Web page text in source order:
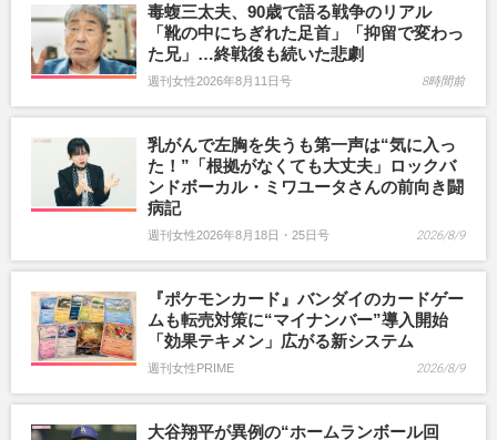
毒蝮三太夫、90歳で語る戦争のリアル
「靴の中にちぎれた足首」「抑留で変わっ
た兄」…終戦後も続いた悲劇
週刊女性2026年8月11日号 8時間前
乳がんで左胸を失うも第一声は“気に入っ
た！”「根拠がなくても大丈夫」ロックバ
ンドボーカル・ミワユータさんの前向き闘
病記
週刊女性2026年8月18日・25日号 2026/8/9
『ポケモンカード』バンダイのカードゲー
ムも転売対策に“マイナンバー”導入開始
「効果テキメン」広がる新システム
週刊女性PRIME 2026/8/9
大谷翔平が異例の“ホームランボール回